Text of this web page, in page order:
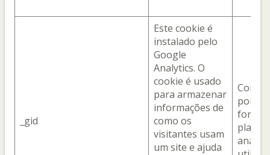
_gid
Este cookie é
instalado pelo
Google
Analytics. O
cookie é usado
para armazenar
informações de
como os
visitantes usam
um site e ajuda
Com o
pois